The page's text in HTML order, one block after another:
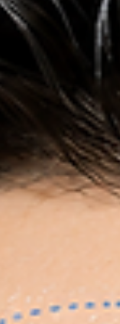
毛を整えると若く見えるのか
介します。 顔の印象は眉毛
を見るとき、多くの方は無
けています。 そして目元の
が眉毛です。 例えば、 眉毛
うな状態だと、顔全体がぼ
やすくなります。 一方で眉
はっきり見える 顔全体が引
爽やかな印象になる という
なぜ若々しく見えるのか 若
しているのは、「清潔感」